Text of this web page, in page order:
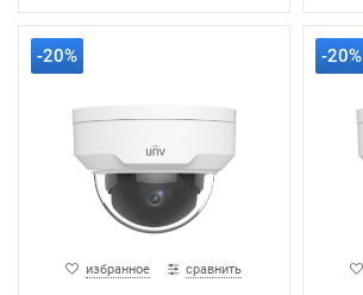
-20%
избранное сравнить
-20%